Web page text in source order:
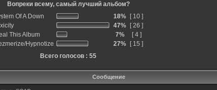
Вопреки всему, самый лучший альбом?
Of A Down
18%
[ 10 ]
47%
[ 26 ]
This Album
7%
[ 4 ]
Hypnotize
27%
[ 15 ]
Всего голосов : 55
Сообщение